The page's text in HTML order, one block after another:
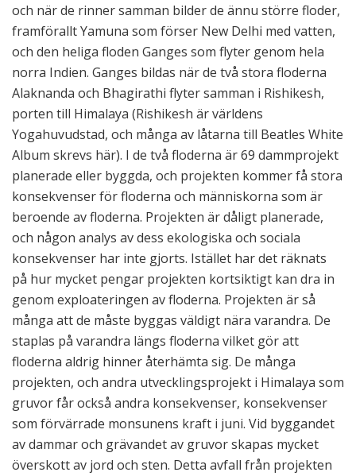
och när de rinner samman bilder de ännu större floder,
framförallt Yamuna som förser New Delhi med vatten,
och den heliga floden Ganges som flyter genom hela
norra Indien. Ganges bildas när de två stora floderna
Alaknanda och Bhagirathi flyter samman i Rishikesh,
porten till Himalaya (Rishikesh är världens
Yogahuvudstad, och många av låtarna till Beatles White
Album skrevs här). I de två floderna är 69 dammprojekt
planerade eller byggda, och projekten kommer få stora
konsekvenser för floderna och människorna som är
beroende av floderna. Projekten är dåligt planerade,
och någon analys av dess ekologiska och sociala
konsekvenser har inte gjorts. Istället har det räknats
på hur mycket pengar projekten kortsiktigt kan dra in
genom exploateringen av floderna. Projekten är så
många att de måste byggas väldigt nära varandra. De
staplas på varandra längs floderna vilket gör att
floderna aldrig hinner återhämta sig. De många
projekten, och andra utvecklingsprojekt i Himalaya som
gruvor får också andra konsekvenser, konsekvenser
som förvärrade monsunens kraft i juni. Vid byggandet
av dammar och grävandet av gruvor skapas mycket
överskott av jord och sten. Detta avfall från projekten